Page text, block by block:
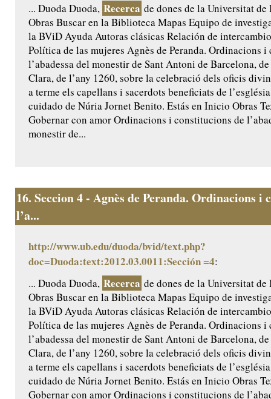
... Duoda Duoda, Recerca de dones de la Universitat
Obras Buscar en la Biblioteca Mapas Equipo de
la BViD Ayuda Autoras clásicas Relación de
Política de las mujeres Agnès de Peranda. Ordinacions
l’abadessa del monestir de Sant Antoni de Barcelona, de
Clara, de l’any 1260, sobre la celebració dels oficis
a terme els capellans i sacerdots beneficiats de
cuidado de Núria Jornet Benito. Estás en Inicio Obras
Gobernar con amor Ordinacions i constitucions de
monestir de...
16. Seccion 4 - Agnès de Peranda. Ordinacions i
l’a...
http://www.ub.edu/duoda/bvid/text.php?
doc=Duoda:text:2012.03.0011:Sección =4:
... Duoda Duoda, Recerca de dones de la Universitat
Obras Buscar en la Biblioteca Mapas Equipo de
la BViD Ayuda Autoras clásicas Relación de
Política de las mujeres Agnès de Peranda. Ordinacions
l’abadessa del monestir de Sant Antoni de Barcelona, de
Clara, de l’any 1260, sobre la celebració dels oficis
a terme els capellans i sacerdots beneficiats de
cuidado de Núria Jornet Benito. Estás en Inicio Obras
Gobernar con amor Ordinacions i constitucions de